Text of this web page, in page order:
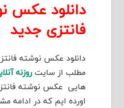
دانلود عکس
فانتزی جدید
دانلود عکس نوشته
مطلب از سایت روزنه
هایی عکس نوشته
اورده ایم که در ادامه